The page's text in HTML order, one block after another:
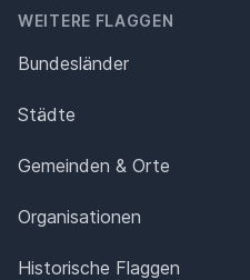
WEITERE FLAGGEN
Bundesländer
Städte
Gemeinden & Orte
Organisationen
Historische Flaggen